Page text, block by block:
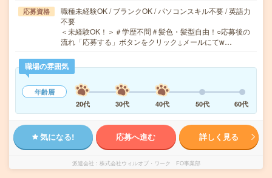
応募資格
職種未経験OK / ブランクOK / パソコンスキル不要 / 英語力
不要
＜未経験OK！＞＃学歴不問＃髪色・髪型自由！○応募後の
流れ「応募する」ボタンをクリック↓メールにてw…
職場の雰囲気
年齢層
20代
30代 40代 50代 60代
気になる! 応募へ進む 詳しく見る
派遣会社 株式会社ウィルオブ・ワーク FO事業部